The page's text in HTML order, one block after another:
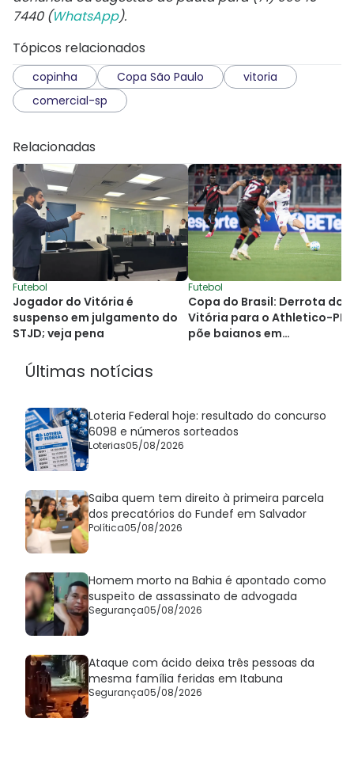
7440 (WhatsApp).
Tópicos relacionados
copinha Copa São Paulo
vitoria
comercial-sp
Relacionadas
Futebol
Jogador do Vitória é
suspenso em julgamento do
STJD; veja pena
Futebol
Copa do Brasil: Derrota do
Vitória para o Athletico-PR
põe baianos em
Últimas notícias
Loteria Federal hoje: resultado do concurso
6098 e números sorteados
Loterias05/08/2026
Saiba quem tem direito à primeira parcela
dos precatórios do Fundef em Salvador
Política05/08/2026
Homem morto na Bahia é apontado como
suspeito de assassinato de advogada
Segurança05/08/2026
Ataque com ácido deixa três pessoas da
mesma família feridas em Itabuna
Segurança05/08/2026